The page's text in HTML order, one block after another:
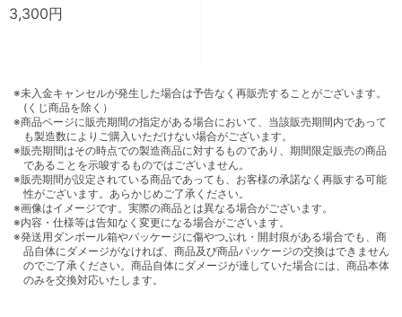
3,300円
※未入金キャンセルが発生した場合は予告なく再販売することがございます。
(くじ商品を除く）
※商品ページに販売期間の指定がある場合において、当該販売期間内であって
も製造数によりご購入いただけない場合がございます。
※販売期間はその時点での製造商品に対するものであり、期間限定販売の商品
であることを示唆するものではございません。
※販売期間が設定されている商品であっても、お客様の承諾なく再販する可能
性がございます。あらかじめご了承ください。
※画像はイメージです。実際の商品とは異なる場合がございます。
※内容・仕様等は告知なく変更になる場合がございます。
※発送用ダンボール箱やパッケージに傷やつぶれ・開封痕がある場合でも、商
品自体にダメージがなければ、商品及び商品パッケージの交換はできません
のでご了承ください。商品自体にダメージが達していた場合には、商品本体
のみを交換対応いたします。